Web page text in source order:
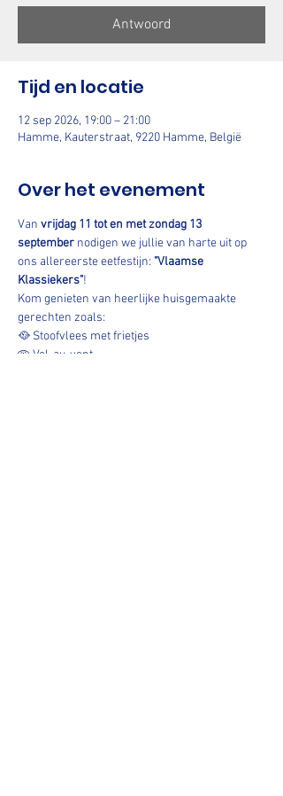
Antwoord
Tijd en locatie
12 sep 2026, 19:00 – 21:00
Hamme, Kauterstraat, 9220 Hamme, België
Over het evenement
Van vrijdag 11 tot en met zondag 13
september nodigen we jullie van harte uit op
ons allereerste eetfestijn: "Vlaamse
Klassiekers"!
Kom genieten van heerlijke huisgemaakte
gerechten zoals:
🥘 Stoofvlees met frietjes
🥧 Vol-au-vent